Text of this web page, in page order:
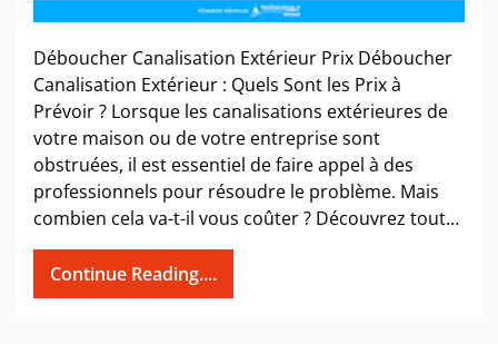
Déboucher Canalisation Extérieur Prix Déboucher
Canalisation Extérieur : Quels Sont les Prix à
Prévoir ? Lorsque les canalisations extérieures de
votre maison ou de votre entreprise sont
obstruées, il est essentiel de faire appel à des
professionnels pour résoudre le problème. Mais
combien cela va-t-il vous coûter ? Découvrez tout…
Continue Reading....